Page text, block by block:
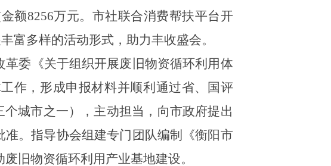
额8256万元。 市社联合消费帮扶平台开
富多样的活动形式，助力丰收盛会。
革委《关于组织开展废旧物资循环利用体
作，形成申报材料并顺利通过省、国评
城市之一），主动担当，向市政府提出
。指导协会组建专门团队编制《衡阳市
旧物资循环利用产业基地建设。